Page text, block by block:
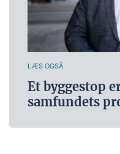
LÆS OGSÅ
Et byggestop
samfundets